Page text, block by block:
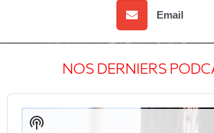
Email
NOS DERNIERS
Audio
Player
Show